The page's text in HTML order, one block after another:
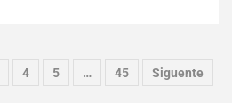
4 5 … 45 Siguente